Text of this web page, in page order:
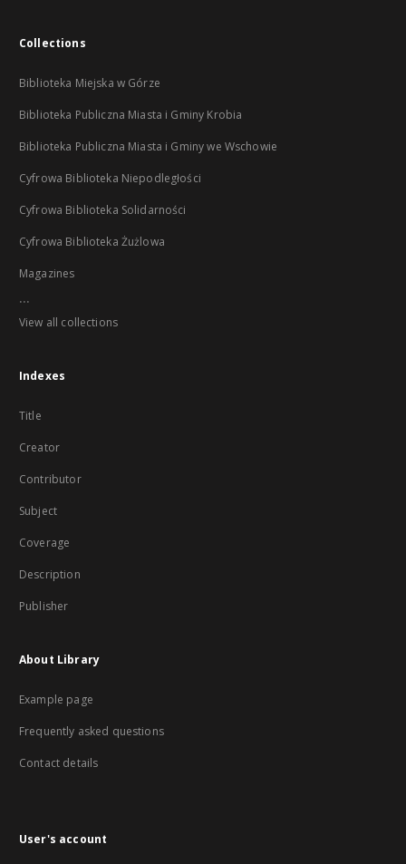
Collections
Biblioteka Miejska w Górze
Biblioteka Publiczna Miasta i Gminy Krobia
Biblioteka Publiczna Miasta i Gminy we Wschowie
Cyfrowa Biblioteka Niepodległości
Cyfrowa Biblioteka Solidarności
Cyfrowa Biblioteka Żużlowa
Magazines
...
View all collections
Indexes
Title
Creator
Contributor
Subject
Coverage
Description
Publisher
About Library
Example page
Frequently asked questions
Contact details
User's account